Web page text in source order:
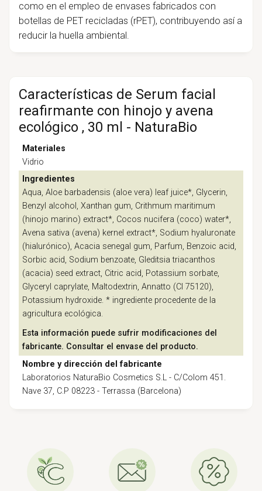
como en el empleo de envases fabricados con
botellas de PET recicladas (rPET), contribuyendo así a
reducir la huella ambiental.
Características de Serum facial
reafirmante con hinojo y avena
ecológico , 30 ml - NaturaBio
Materiales
Vidrio
Ingredientes
Aqua, Aloe barbadensis (aloe vera) leaf juice*, Glycerin,
Benzyl alcohol, Xanthan gum, Crithmum maritimum
(hinojo marino) extract*, Cocos nucifera (coco) water*,
Avena sativa (avena) kernel extract*, Sodium hyaluronate
(hialurónico), Acacia senegal gum, Parfum, Benzoic acid,
Sorbic acid, Sodium benzoate, Gleditsia triacanthos
(acacia) seed extract, Citric acid, Potassium sorbate,
Glyceryl caprylate, Maltodextrin, Annatto (CI 75120),
Potassium hydroxide. * ingrediente procedente de la
agricultura ecológica.
Esta información puede sufrir modificaciones del
fabricante. Consultar el envase del producto.
Nombre y dirección del fabricante
Laboratorios NaturaBio Cosmetics S.L - C/Colom 451.
Nave 37, C.P 08223 - Terrassa (Barcelona)